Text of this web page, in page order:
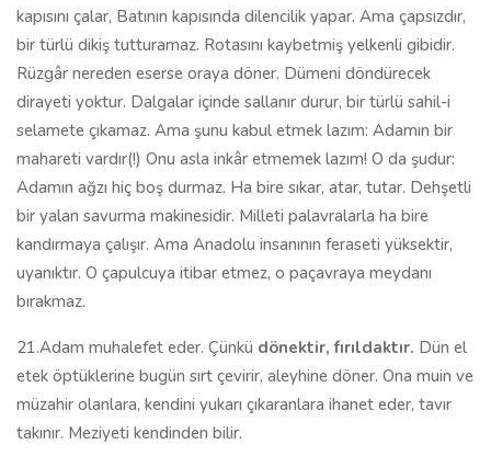
kapısını çalar, Batının kapısında dilencilik yapar. Ama çapsızdır,
bir türlü dikiş tutturamaz. Rotasını kaybetmiş yelkenli gibidir.
Rüzgâr nereden eserse oraya döner. Dümeni döndürecek
dirayeti yoktur. Dalgalar içinde sallanır durur, bir türlü sahil-i
selamete çıkamaz. Ama şunu kabul etmek lazım: Adamın bir
mahareti vardır(!) Onu asla inkâr etmemek lazım! O da şudur:
Adamın ağzı hiç boş durmaz. Ha bire sıkar, atar, tutar. Dehşetli
bir yalan savurma makinesidir. Milleti palavralarla ha bire
kandırmaya çalışır. Ama Anadolu insanının feraseti yüksektir,
uyanıktır. O çapulcuya itibar etmez, o paçavraya meydanı
bırakmaz.
21.Adam muhalefet eder. Çünkü dönektir, fırıldaktır. Dün el
etek öptüklerine bugün sırt çevirir, aleyhine döner. Ona muin ve
müzahir olanlara, kendini yukarı çıkaranlara ihanet eder, tavır
takınır. Meziyeti kendinden bilir.